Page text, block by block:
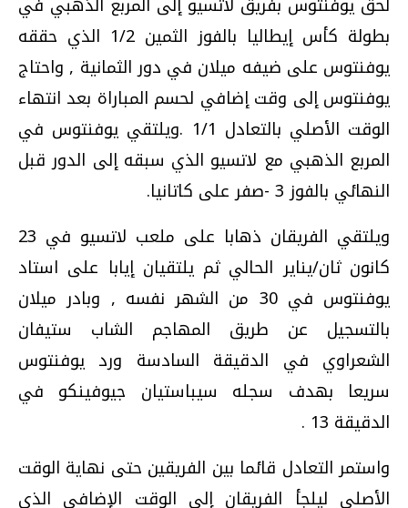
بطولة كأس إيطاليا بالفوز الثمين 1/2 الذي حققه
يوفنتوس على ضيفه ميلان في دور الثمانية , واحتاج
يوفنتوس إلى وقت إضافي لحسم المباراة بعد انتهاء
الوقت الأصلي بالتعادل 1/1 .ويلتقي يوفنتوس في
المربع الذهبي مع لاتسيو الذي سبقه إلى الدور قبل
النهائي بالفوز 3 -صفر على كاتانيا.
ويلتقي الفريقان ذهابا على ملعب لاتسيو في 23
كانون ثان/يناير الحالي ثم يلتقيان إيابا على استاد
يوفنتوس في 30 من الشهر نفسه , وبادر ميلان
بالتسجيل عن طريق المهاجم الشاب ستيفان
الشعراوي في الدقيقة السادسة ورد يوفنتوس
سريعا بهدف سجله سيباستيان جيوفينكو في
الدقيقة 13 .
واستمر التعادل قائما بين الفريقين حتى نهاية الوقت
الأصلي ليلجأ الفريقان إلى الوقت الإضافي الذي